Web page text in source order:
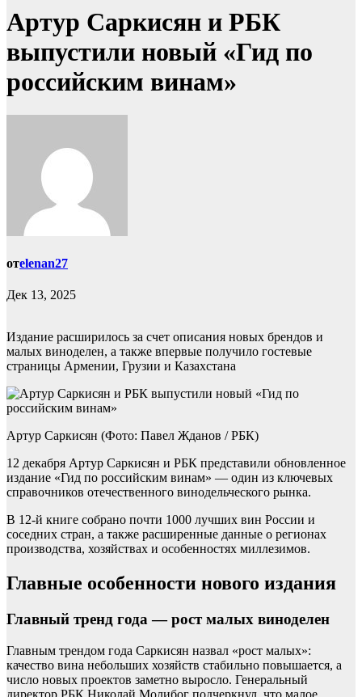
Артур Саркисян и РБК
выпустили новый «Гид по
российским винам»
отelenan27
Дек 13, 2025
Издание расширилось за счет описания новых брендов и
малых виноделен, а также впервые получило гостевые
страницы Армении, Грузии и Казахстана
Артур Саркисян (Фото: Павел Жданов / РБК)
12 декабря Артур Саркисян и РБК представили обновленное
издание «Гид по российским винам» — один из ключевых
справочников отечественного винодельческого рынка.
В 12-й книге собрано почти 1000 лучших вин России и
соседних стран, а также расширенные данные о регионах
производства, хозяйствах и особенностях миллезимов.
Главные особенности нового издания
Главный тренд года — рост малых виноделен
Главным трендом года Саркисян назвал «рост малых»:
качество вина небольших хозяйств стабильно повышается, а
число новых проектов заметно выросло. Генеральный
директор РБК Николай Молибог подчеркнул, что малое